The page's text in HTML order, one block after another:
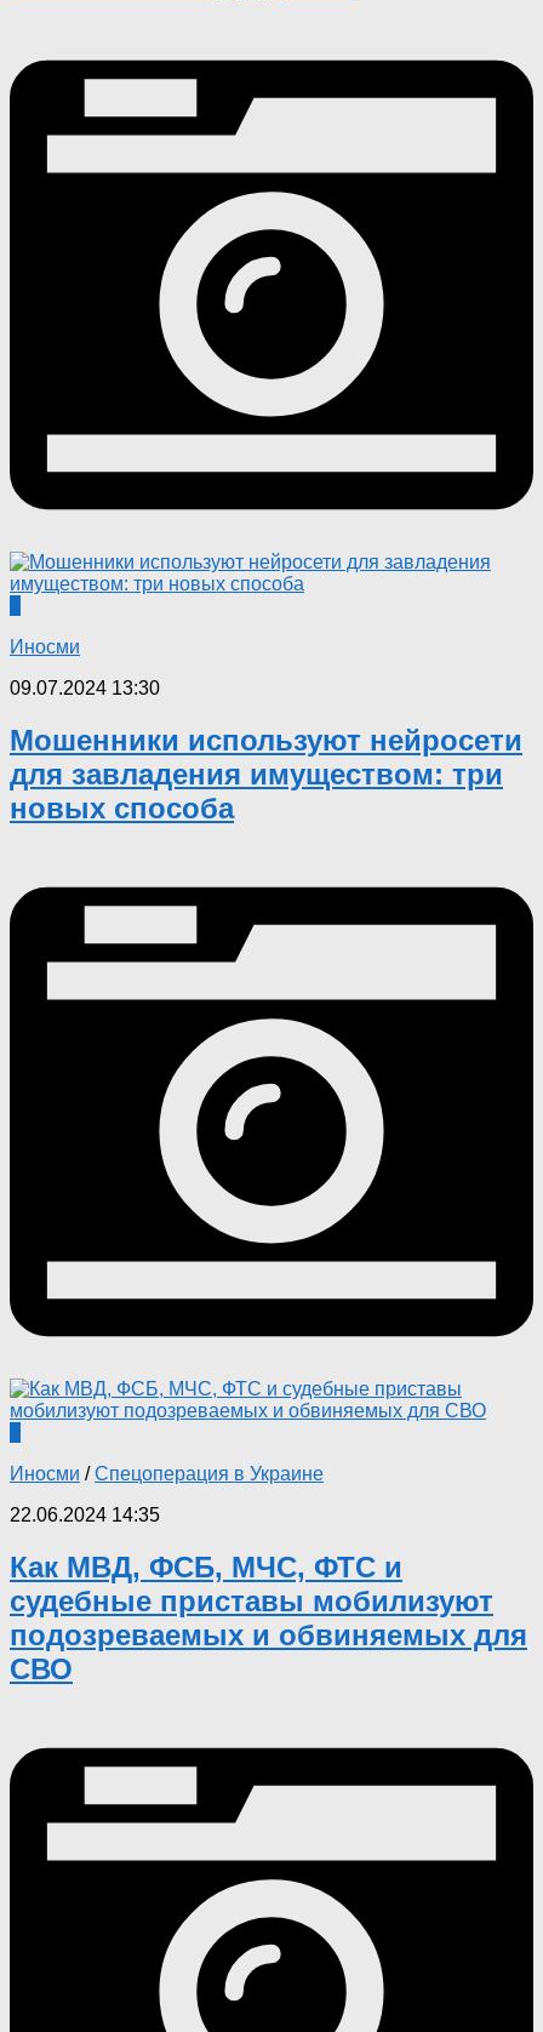
Иносми
09.07.2024 13:30
Мошенники используют нейросети
для завладения имуществом: три
новых способа
Иносми /Спецоперация в Украине
22.06.2024 14:35
Как МВД, ФСБ, МЧС, ФТС и
судебные приставы мобилизуют
подозреваемых и обвиняемых для
СВО